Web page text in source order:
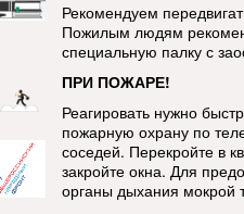
Рекомендуем
Пожилым людям
специальную палку с
ПРИ ПОЖАРЕ!
Реагировать нужно
пожарную охрану по
соседей. Перекройте в
закройте окна. Для
органы дыхания мокрой